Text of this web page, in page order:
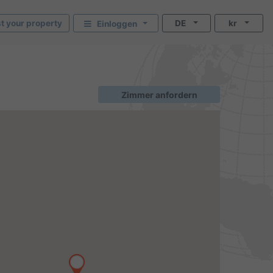
your property Einloggen DE kr
Zimmer anfordern